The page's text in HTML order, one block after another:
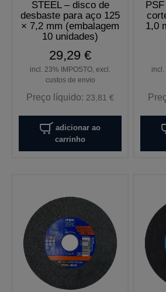
STEEL – disco de
desbaste para aço 125
× 7,2 mm (embalagem
10 unidades)
29,29 €
incl. 23% IMPOSTO, excl.
custos de envio
Preço líquido: 23,81 €
adicionar ao
carrinho
1,0
incl.